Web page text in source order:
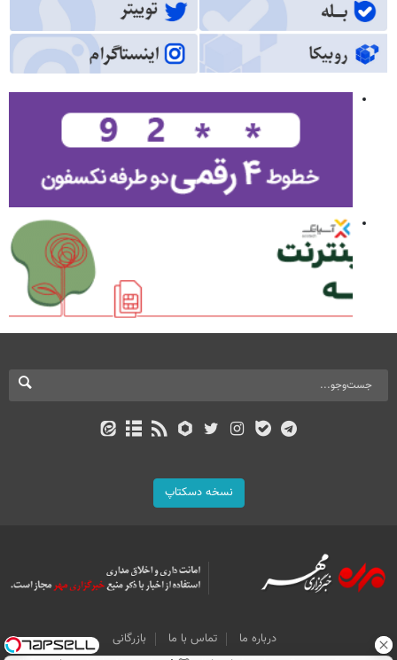
نسخه دسکتاپ
درباره ما تماس با ما
بازرگانی